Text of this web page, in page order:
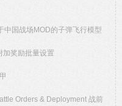
中国战场MOD的子弹飞行模型
奖励批量设置
Orders & Deployment 战前